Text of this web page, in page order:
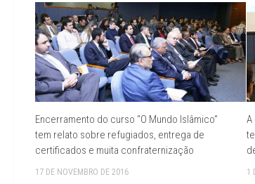
Encerramento do curso “O Mundo Islâmico”
tem relato sobre refugiados, entrega de
certificados e muita confraternização
17 DE NOVEMBRO DE 2016
A
1